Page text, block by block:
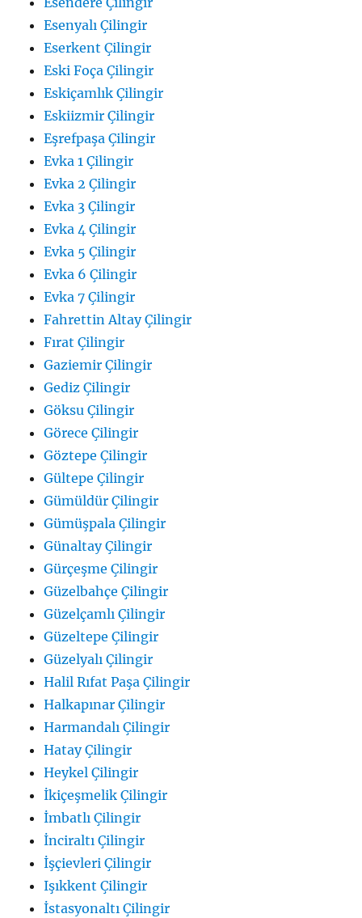
Esenyalı Çilingir
Eserkent Çilingir
Eski Foça Çilingir
Eskiçamlık Çilingir
Eskiizmir Çilingir
Eşrefpaşa Çilingir
Evka 1 Çilingir
Evka 2 Çilingir
Evka 3 Çilingir
Evka 4 Çilingir
Evka 5 Çilingir
Evka 6 Çilingir
Evka 7 Çilingir
Fahrettin Altay Çilingir
Fırat Çilingir
Gaziemir Çilingir
Gediz Çilingir
Göksu Çilingir
Görece Çilingir
Göztepe Çilingir
Gültepe Çilingir
Gümüldür Çilingir
Gümüşpala Çilingir
Günaltay Çilingir
Gürçeşme Çilingir
Güzelbahçe Çilingir
Güzelçamlı Çilingir
Güzeltepe Çilingir
Güzelyalı Çilingir
Halil Rıfat Paşa Çilingir
Halkapınar Çilingir
Harmandalı Çilingir
Hatay Çilingir
Heykel Çilingir
İkiçeşmelik Çilingir
İmbatlı Çilingir
İnciraltı Çilingir
İşçievleri Çilingir
Işıkkent Çilingir
İstasyonaltı Çilingir